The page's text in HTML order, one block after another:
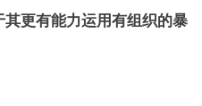
其更有能力运用有组织的暴